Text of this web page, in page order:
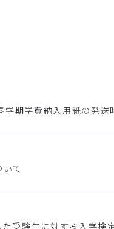
学期学費納入用紙の発送
て
受験生に対する入学検